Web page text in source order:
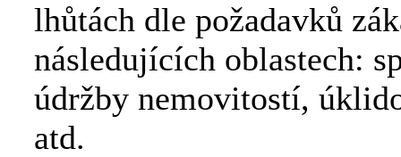
lhůtách dle požadavků
následujících oblastech:
údržby nemovitostí,
atd.